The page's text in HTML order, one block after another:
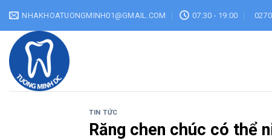
content
NHAKHOATUONGMINH01@GMAIL.COM 07:30 - 19:00
TIN TỨC
Răng chen chúc có thể